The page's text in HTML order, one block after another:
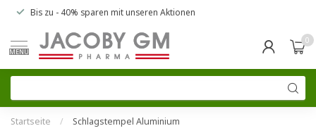
Bis zu - 40% sparen mit unseren Aktionen
MENU
0
Startseite / Schlagstempel Aluminium